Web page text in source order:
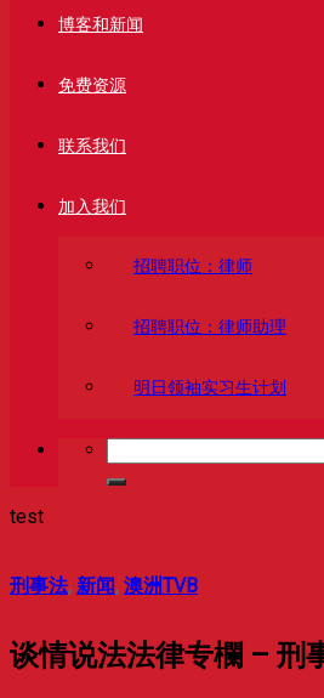
博客和新闻
免费资源
联系我们
加入我们
招聘职位：律师
招聘职位：律师助理
明日领袖实习生计划
test
刑事法, 新闻, 澳洲TVB
谈情说法法律专欄 – 刑